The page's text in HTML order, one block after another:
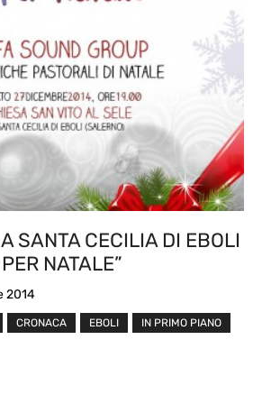
SANTA CECILIA DI EBOLI
NATALE”
2014
CRONACA EBOLI
IN PRIMO PIANO